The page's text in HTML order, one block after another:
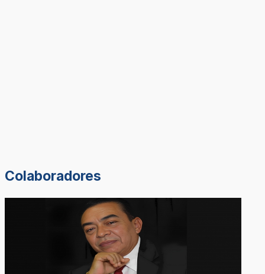
Colaboradores